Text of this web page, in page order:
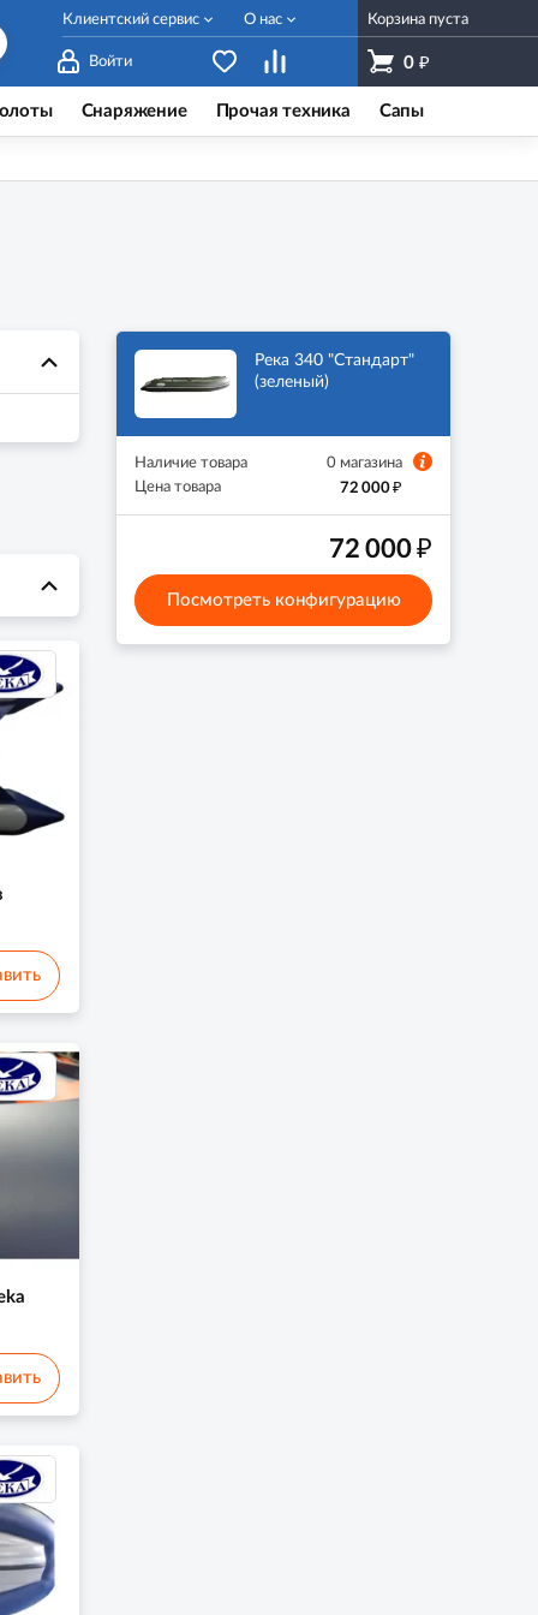
Войти
Корзина пуста
0 ₽
Клиентский сервис О нас
Снаряжение Прочая техника Сапы
Река 340 "Стандарт"
(зеленый)
Наличие товара
0 магазина
Цена товара
72 000₽
72 000₽
Посмотреть конфигурацию